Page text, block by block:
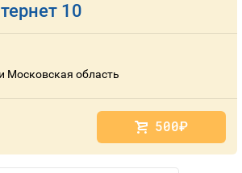
10
Московская область
500руб.